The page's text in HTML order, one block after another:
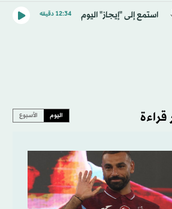
استمع إلى "إيجاز" اليوم 12:34 دقيقه
قراءة اليوم الأسبوع